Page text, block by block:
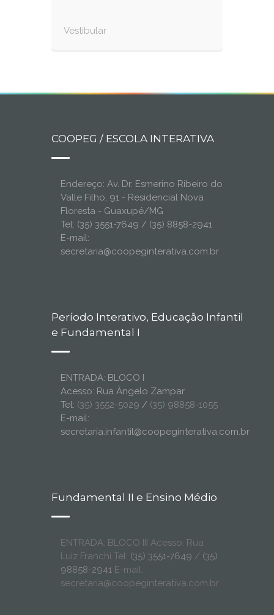
Vestibular
COOPEG / ESCOLA INTERATIVA
Endereço: Av. Dr. Esmerino Ribeiro do
Valle Filho, 91 - Residencial Nova
Floresta - Guaxupé/MG
Tel: (35) 3551-7649 / (35) 8858-2941
E-mail:
secretaria@coopeginterativa.com.br
Período Interativo, Educação Infantil
e Fundamental I
ENTRADA: BLOCO I
Acesso: Rua Ângelo Zampar
Tel: (35) 3552-5029 / (35) 98858-1055
E-mail:
secretaria.infantil@coopeginterativa.com.br
Fundamental II e Ensino Médio
ENTRADA: BLOCO III Acesso: Rua
Luiz Franchi Tel: (35) 3551-7649 / (35)
98858-2941 E-mail:
secretaria@coopeginterativa.com.br